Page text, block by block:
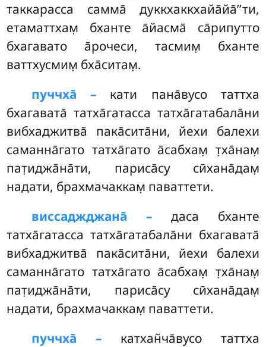
таккарасса самма̄ дуккхаккхайа̄йа̄’’ти,
етаматтхам̣ бханте а̄йасма̄ са̄рипутто
бхагавато а̄рочеси, тасмим̣ бханте
ваттхусмим̣ бха̄ситам̣.
пуччха̄ – кати пана̄вусо таттха
бхагавата̄ татха̄гатасса татха̄гатабала̄ни
вибхаджитва̄ пака̄сита̄ни, йехи балехи
саманна̄гато татха̄гато а̄сабхам̣ т̣ха̄нам̣
пат̣иджа̄на̄ти, париса̄су сӣхана̄дам̣
надати, брахмачаккам̣ паваттети.
виссаджджана̄ –даса бханте
татха̄гатасса татха̄гатабала̄ни бхагавата̄
вибхаджитва̄ пака̄сита̄ни, йехи балехи
саманна̄гато татха̄гато а̄сабхам̣ т̣ха̄нам̣
пат̣иджа̄на̄ти, париса̄су сӣхана̄дам̣
надати, брахмачаккам̣ паваттети.
пуччха̄ –катхан̃ча̄вусо таттха